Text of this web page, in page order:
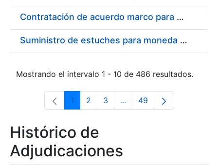
Contratación de acuerdo marco para el Suministro de Material de Electricidad para la Fábrica Nacional de Moneda y Timbre-Real Casa de la Moneda en su centro de trabajo de Burgos
Suministro de estuches para moneda de 30 €
Mostrando el intervalo 1 - 10 de 486 resultados.
Página
1 Página
2 Página
3 ...Páginas intermedias Use
Página
49
Histórico de
Adjudicaciones